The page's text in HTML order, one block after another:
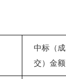
中标（成
交）金额